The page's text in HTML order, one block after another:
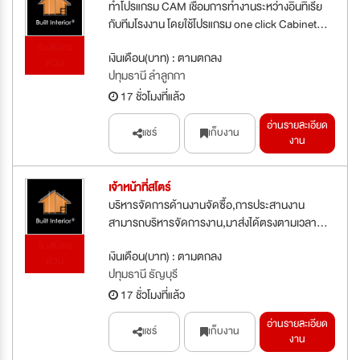
ทำโปรแกรม CAM เชื่อมการทำงานระหว่างอินทิเรีย
กับทีมโรงงาน โดยใช้โปรแกรม one click Cabinet...
เงินเดือน(บาท) : ตามตกลง
ปทุมธานี ลำลูกกา
17 ชั่วโมงที่แล้ว
แชร์ เก็บงาน
อ่านรายละเอียด
งาน
เจ้าหน้าที่สโตร์
บริหารจัดการด้านงานจัดซื้อ,การประสานงาน
สามารถบริหารจัดการงาน,มาส่งได้ตรงตามเวลา...
เงินเดือน(บาท) : ตามตกลง
ปทุมธานี ธัญบุรี
17 ชั่วโมงที่แล้ว
แชร์ เก็บงาน
อ่านรายละเอียด
งาน